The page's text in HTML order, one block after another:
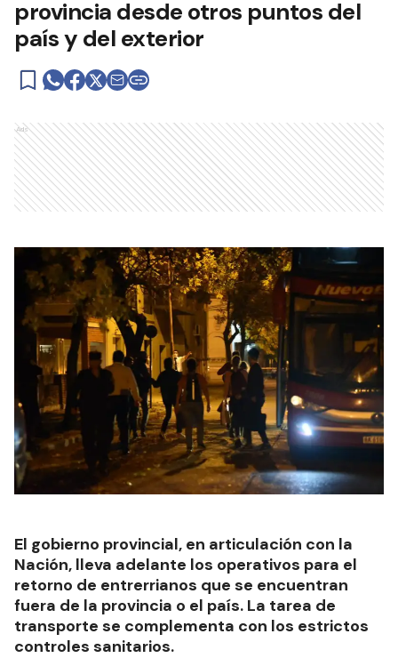
provincia desde otros puntos del
país y del exterior
Ads
El gobierno provincial, en articulación con la
Nación, lleva adelante los operativos para el
retorno de entrerrianos que se encuentran
fuera de la provincia o el país. La tarea de
transporte se complementa con los estrictos
controles sanitarios.